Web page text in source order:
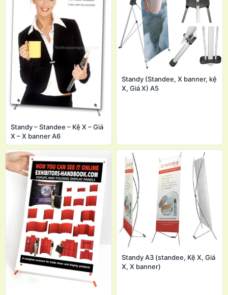
Standy – Standee – Kệ X – Giá
X – X banner A6
Standy (Standee, X banner, kệ
X, Giá X) A5
Standy A3 (standee, Kệ X, Giá
X, X banner)